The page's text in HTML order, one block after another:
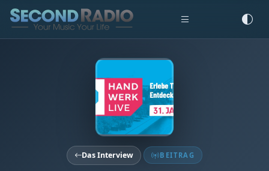
Das Interview BEITRAG